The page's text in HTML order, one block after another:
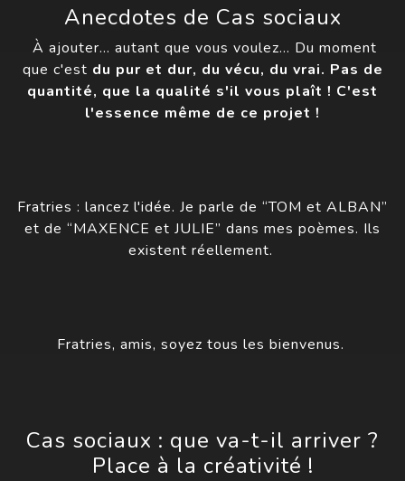
Anecdotes de Cas sociaux
À ajouter… autant que vous voulez… Du moment
que c'est du pur et dur, du vécu, du vrai. Pas de
quantité, que la qualité s'il vous plaît ! C'est
l'essence même de ce projet !
Fratries : lancez l'idée. Je parle de “TOM et ALBAN”
et de “MAXENCE et JULIE” dans mes poèmes. Ils
existent réellement.
Fratries, amis, soyez tous les bienvenus.
Cas sociaux : que va-t-il arriver ?
Place à la créativité !